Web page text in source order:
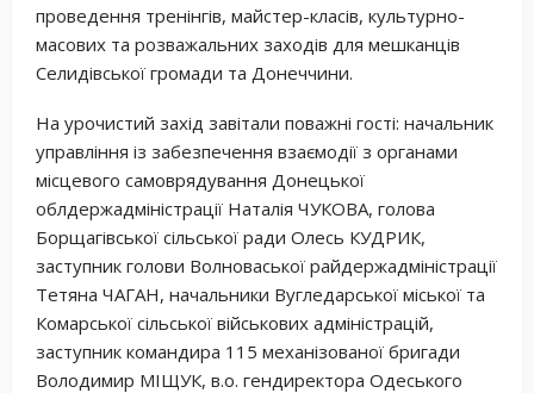
проведення тренінгів, майстер-класів, культурно-
масових та розважальних заходів для мешканців
Селидівської громади та Донеччини.
На урочистий захід завітали поважні гості: начальник
управління із забезпечення взаємодії з органами
місцевого самоврядування Донецької
облдержадміністрації Наталія ЧУКОВА, голова
Борщагівської сільської ради Олесь КУДРИК,
заступник голови Волноваської райдержадміністрації
Тетяна ЧАГАН, начальники Вугледарської міської та
Комарської сільської військових адміністрацій,
заступник командира 115 механізованої бригади
Володимир МІЩУК, в.о. гендиректора Одеського